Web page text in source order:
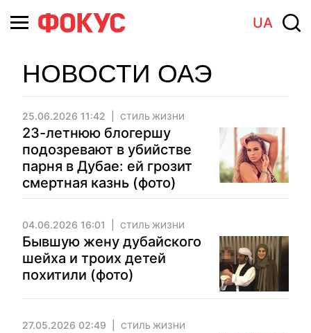
UA
НОВОСТИ ОАЭ
25.06.2026 11:42 СТИЛЬ ЖИЗНИ
23-летнюю блогершу
подозревают в убийстве
парня в Дубае: ей грозит
смертная казнь (фото)
04.06.2026 16:01 СТИЛЬ ЖИЗНИ
Бывшую жену дубайского
шейха и троих детей
похитили (фото)
27.05.2026 02:49 СТИЛЬ ЖИЗНИ